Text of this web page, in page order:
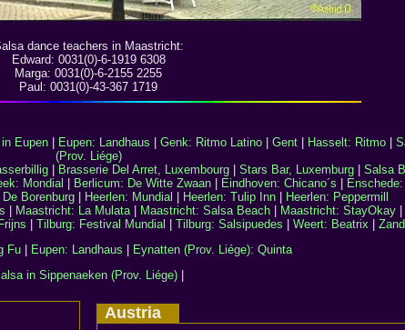
dance teachers in Maastricht:
Edward: 0031(0)-6-1919 6308
Marga: 0031(0)-6-2155 2255
Paul: 0031(0)-43-367 1719
Eupen Eupen: Landhaus Genk: Ritmo Latino Gent Hasselt: Ritmo
(Prov. Liége)
| Brasserie Del Arret, Luxembourg| Stars Bar, Luxemburg| Salsa
Mondial Berlicum: De Witte Zwaan| Eindhoven: Chicano´s
Borenburg Heerlen: Mundial Heerlen: Tulip Inn
Heerlen: Peppermill
Maastricht: La Mulata| Maastricht: Salsa Beach Maastricht: StayOkay
Tilburg: Festival Mundial Tilburg: Salsipuedes Weert: Beatrix|
Fu| Eupen: Landhaus
Eynatten (Prov. Liége): Quinta
in Sippenaeken (Prov. Liége)
Austria